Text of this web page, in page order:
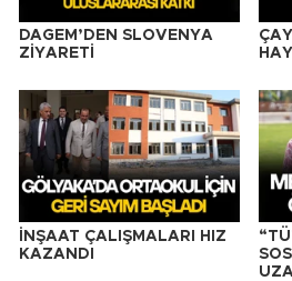
DAGEM’DEN SLOVENYA
ZİYARETİ
İNŞAAT ÇALIŞMALARI HIZ
KAZANDI